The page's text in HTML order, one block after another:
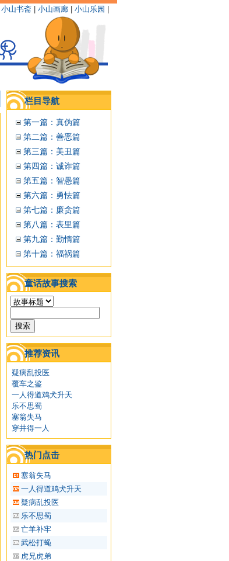
小山书斋 小山画廊 小山乐园
栏目导航
第一篇：真伪篇
第二篇：善恶篇
第三篇：美丑篇
第四篇：诚诈篇
第五篇：智愚篇
第六篇：勇怯篇
第七篇：廉贪篇
第八篇：表里篇
第九篇：勤惰篇
第十篇：福祸篇
童话故事搜索
推荐资讯
疑病乱投医
覆车之鉴
一人得道鸡犬升天
乐不思蜀
塞翁失马
穿井得一人
热门点击
塞翁失马
一人得道鸡犬升天
疑病乱投医
乐不思蜀
亡羊补牢
武松打蝇
虎兄虎弟